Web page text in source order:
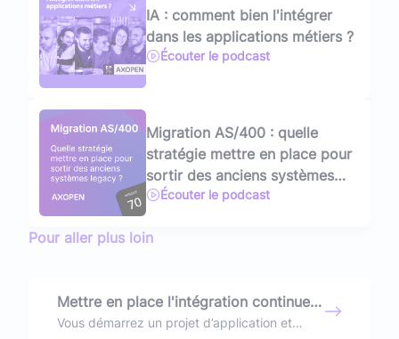
IA : comment bien l'intégrer
dans les applications métiers ?
Écouter le podcast
Migration AS/400 : quelle
stratégie mettre en place pour
sortir des anciens systèmes
legacy ?
Écouter le podcast
Pour aller plus loin
Mettre en place l'intégration continue :
retour d'expériences !
Vous démarrez un projet d’application et